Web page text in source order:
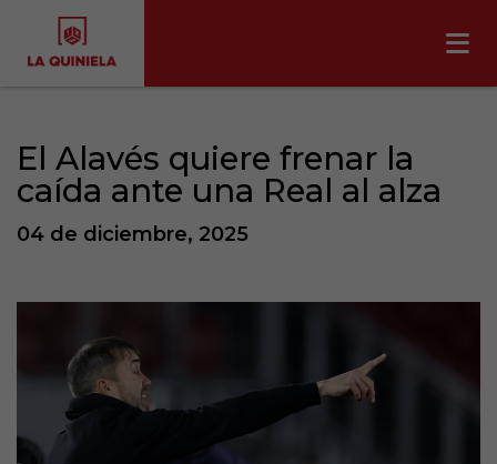
El Alavés quiere frenar la
caída ante una Real al alza
04 de diciembre, 2025